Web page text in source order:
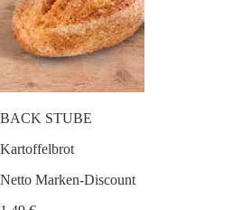
BACK STUBE
Kartoffelbrot
Netto Marken-Discount